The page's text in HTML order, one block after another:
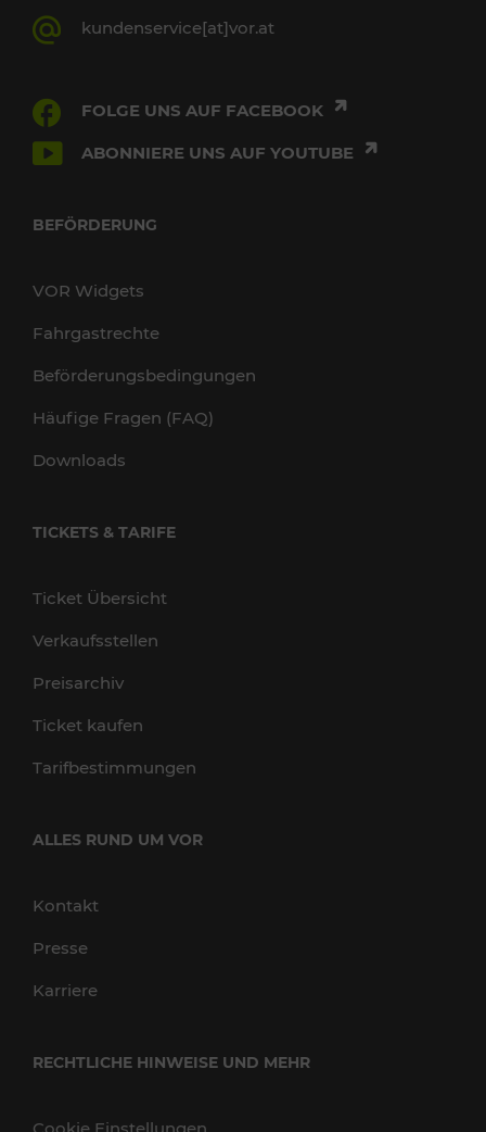
kundenservice[at]vor.at
FOLGE UNS AUF FACEBOOK
ABONNIERE UNS AUF YOUTUBE
BEFÖRDERUNG
VOR Widgets
Fahrgastrechte
Beförderungsbedingungen
Häufige Fragen (FAQ)
Downloads
TICKETS & TARIFE
Ticket Übersicht
Verkaufsstellen
Preisarchiv
Ticket kaufen
Tarifbestimmungen
ALLES RUND UM VOR
Kontakt
Presse
Karriere
RECHTLICHE HINWEISE UND MEHR